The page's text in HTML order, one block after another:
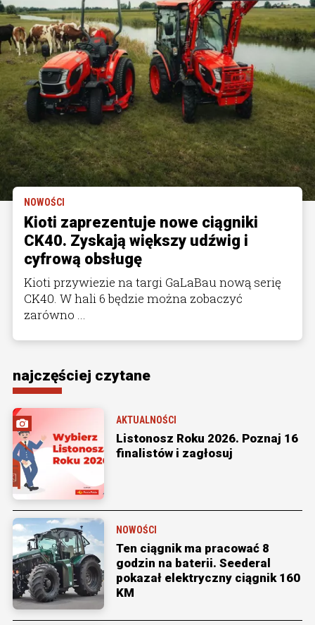
NOWOŚCI
Kioti zaprezentuje nowe ciągniki
CK40. Zyskają większy udźwig i
cyfrową obsługę
Kioti przywiezie na targi GaLaBau nową serię
CK40. W hali 6 będzie można zobaczyć
zarówno ...
najczęściej czytane
AKTUALNOŚCI
Listonosz Roku 2026. Poznaj 16
finalistów i zagłosuj
NOWOŚCI
Ten ciągnik ma pracować 8
godzin na baterii. Seederal
pokazał elektryczny ciągnik 160
KM